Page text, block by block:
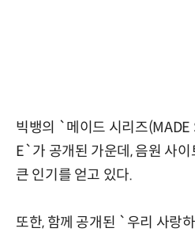
빅뱅의 `메이드 시리즈
E`가 공개된 가운데, 음원 사
큰 인기를 얻고 있다.
또한, 함께 공개된 `우리 사랑